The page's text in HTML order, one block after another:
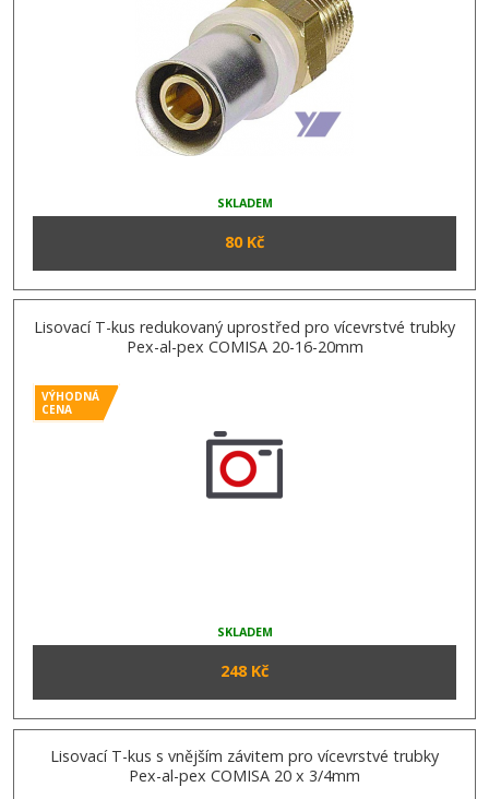
SKLADEM
80 Kč
Lisovací T-kus redukovaný uprostřed pro vícevrstvé trubky
Pex-al-pex COMISA 20-16-20mm
VÝHODNÁ
CENA
SKLADEM
248 Kč
Lisovací T-kus s vnějším závitem pro vícevrstvé trubky
Pex-al-pex COMISA 20 x 3/4mm